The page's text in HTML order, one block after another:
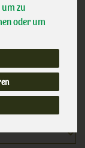
zu
oder um
(24,37 € / kg)
inkl. 7% MwSt.
g